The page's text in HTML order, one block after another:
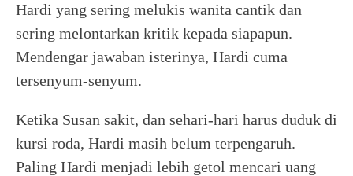
Hardi yang sering melukis wanita cantik dan
sering melontarkan kritik kepada siapapun.
Mendengar jawaban isterinya, Hardi cuma
tersenyum-senyum.
Ketika Susan sakit, dan sehari-hari harus duduk di
kursi roda, Hardi masih belum terpengaruh.
Paling Hardi menjadi lebih getol mencari uang